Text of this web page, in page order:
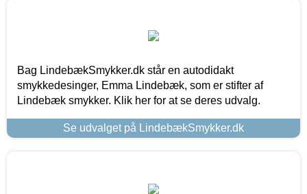
Bag LindebækSmykker.dk står en autodidakt
smykkedesinger, Emma Lindebæk, som er stifter af
Lindebæk smykker. Klik her for at se deres udvalg.
Se udvalget på LindebækSmykker.dk